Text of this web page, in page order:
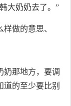
大奶奶去了。”
做的意思、
奶那地方，要调
的至少要比别